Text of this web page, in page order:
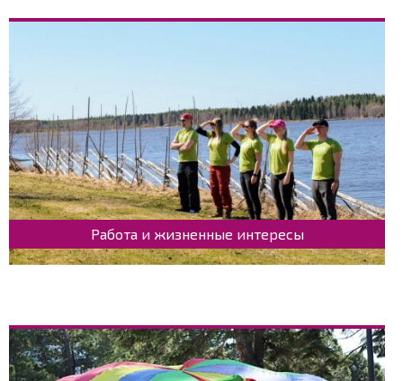
Работа и жизненные интересы